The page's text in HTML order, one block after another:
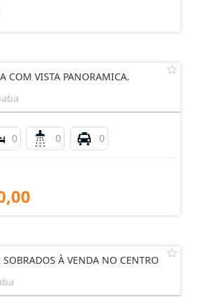
COM VISTA PANORAMICA.
0 0 0
À VENDA NO CENTRO